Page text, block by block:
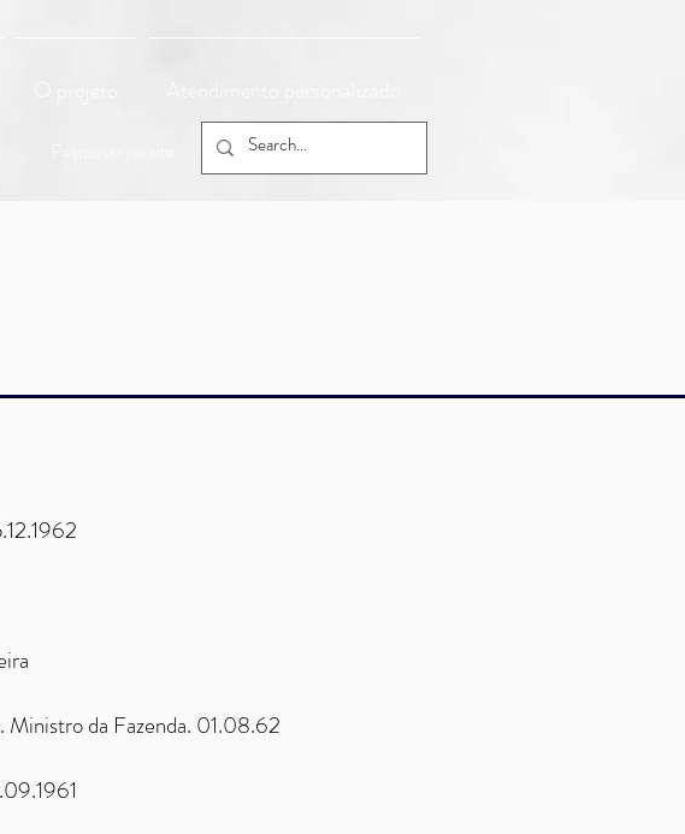
Ministro da Fazenda. 01.08.62